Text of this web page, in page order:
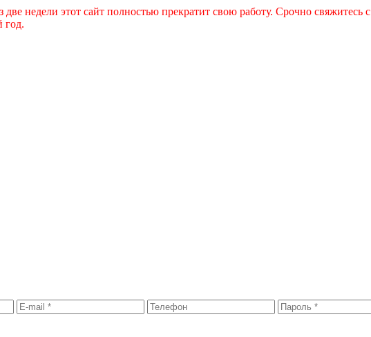
недели этот сайт полностью прекратит свою работу. Срочно свяжитесь с
год.